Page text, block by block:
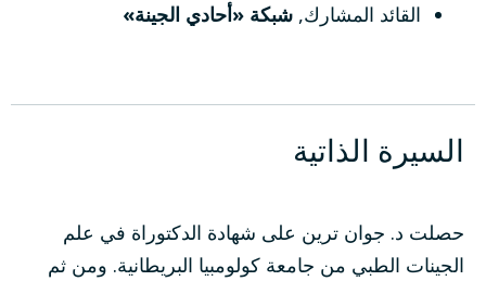
القائد المشارك, شبكة «أحادي الجينة»
السيرة الذاتية
حصلت د. جوان ترين على شهادة الدكتوراة في علم
الجينات الطبي من جامعة كولومبيا البريطانية. ومن ثم